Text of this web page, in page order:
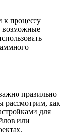
к процессу
возможные
правильно
рассмотрим, как
для
или